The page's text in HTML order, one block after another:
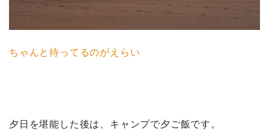
ちゃんと待ってるのがえらい
夕日を堪能した後は、キャンプで夕ご飯です。